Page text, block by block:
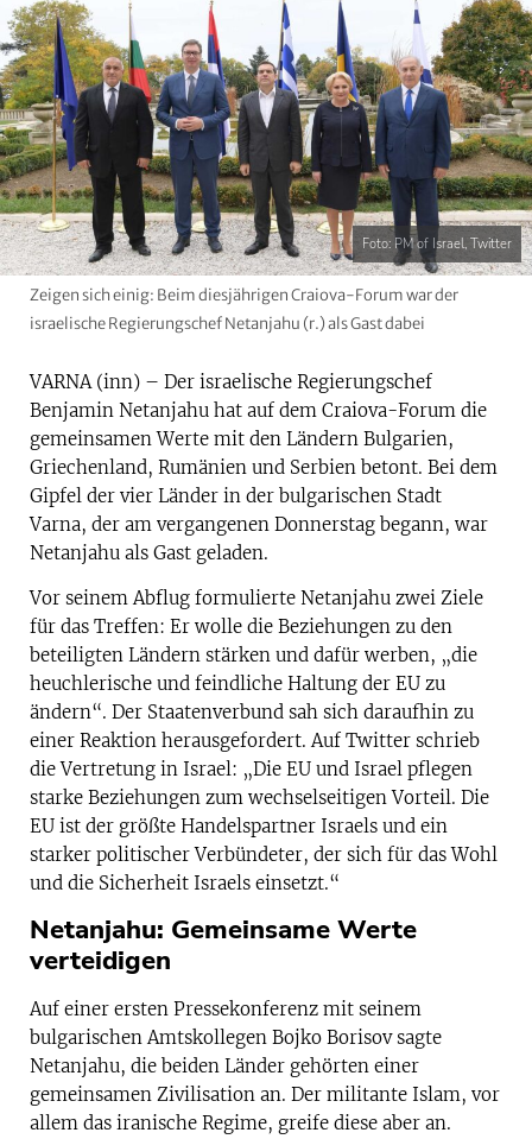
Foto: PM of Israel, Twitter
Zeigen sich einig: Beim diesjährigen Craiova-Forum war der
israelische Regierungschef Netanjahu (r.) als Gast dabei
VARNA (inn) – Der israelische Regierungschef
Benjamin Netanjahu hat auf dem Craiova-Forum die
gemeinsamen Werte mit den Ländern Bulgarien,
Griechenland, Rumänien und Serbien betont. Bei dem
Gipfel der vier Länder in der bulgarischen Stadt
Varna, der am vergangenen Donnerstag begann, war
Netanjahu als Gast geladen.
Vor seinem Abflug formulierte Netanjahu zwei Ziele
für das Treffen: Er wolle die Beziehungen zu den
beteiligten Ländern stärken und dafür werben, „die
heuchlerische und feindliche Haltung der EU zu
ändern“. Der Staatenverbund sah sich daraufhin zu
einer Reaktion herausgefordert. Auf Twitter schrieb
die Vertretung in Israel: „Die EU und Israel pflegen
starke Beziehungen zum wechselseitigen Vorteil. Die
EU ist der größte Handelspartner Israels und ein
starker politischer Verbündeter, der sich für das Wohl
und die Sicherheit Israels einsetzt.“
Netanjahu: Gemeinsame Werte
verteidigen
Auf einer ersten Pressekonferenz mit seinem
bulgarischen Amtskollegen Bojko Borisov sagte
Netanjahu, die beiden Länder gehörten einer
gemeinsamen Zivilisation an. Der militante Islam, vor
allem das iranische Regime, greife diese aber an.